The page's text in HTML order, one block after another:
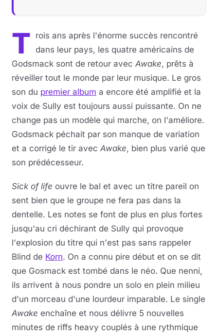
T rois ans après l'énorme succès rencontré
dans leur pays, les quatre américains de
Godsmack sont de retour avec Awake, prêts à
réveiller tout le monde par leur musique. Le gros
son du premier album a encore été amplifié et la
voix de Sully est toujours aussi puissante. On ne
change pas un modèle qui marche, on l'améliore.
Godsmack péchait par son manque de variation
et a corrigé le tir avec Awake, bien plus varié que
son prédécesseur.
Sick of life ouvre le bal et avec un titre pareil on
sent bien que le groupe ne fera pas dans la
dentelle. Les notes se font de plus en plus fortes
jusqu'au cri déchirant de Sully qui provoque
l'explosion du titre qui n'est pas sans rappeler
Blind de Korn. On a connu pire début et on se dit
que Gosmack est tombé dans le néo. Que nenni,
ils arrivent à nous pondre un solo en plein milieu
d'un morceau d'une lourdeur imparable. Le single
Awake enchaîne et nous délivre 5 nouvelles
minutes de riffs heavy couplés à une rythmique